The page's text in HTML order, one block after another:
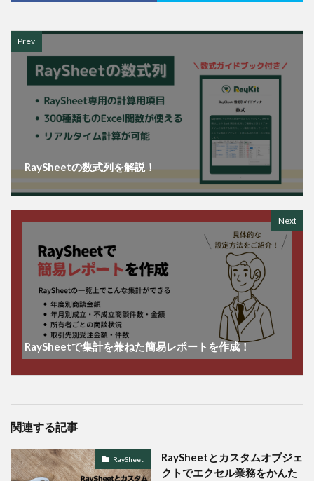
Prev
RaySheetの数式列を解説！
Next
RaySheetで集計を兼ねた簡易レポートを作成！
関連する記事
RaySheet
RaySheetとカスタムオブジェ
クトでエクセル業務をかんた